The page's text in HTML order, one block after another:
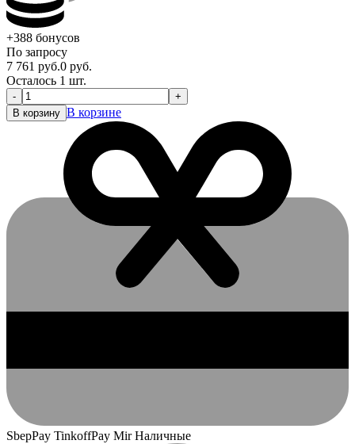
+388 бонусов
По запросу
7 761 руб.0 руб.
Осталось 1 шт.
-
+
В корзину В корзине
SbepPay TinkoffPay Mir Наличные